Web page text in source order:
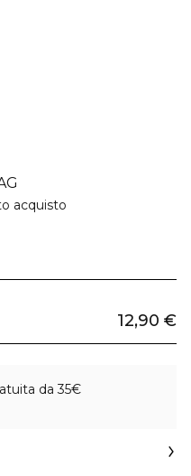
acquisto
12,90 €
da 35€